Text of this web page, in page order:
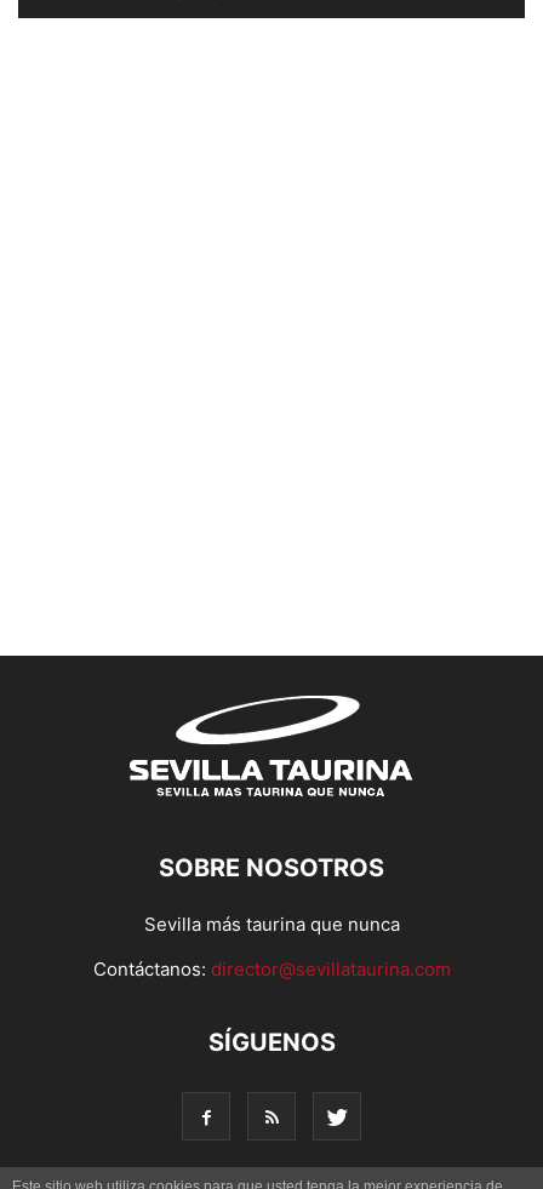
SOBRE NOSOTROS
Sevilla más taurina que nunca
Contáctanos: director@sevillataurina.com
SÍGUENOS